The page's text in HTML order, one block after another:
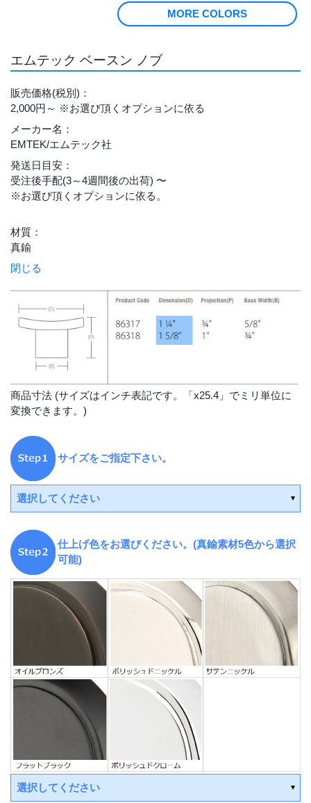
MORE COLORS
エムテック ベースン ノブ
販売価格(税別) ：
2,000円～ ※お選び頂くオプションに依る
メーカー名 ：
EMTEK/エムテック社
発送日目安 ：
受注後手配(3～4週間後の出荷) 〜
※お選び頂くオプションに依る。
材質 ：
真鍮
閉じる
商品寸法 (サイズはインチ表記です。「x25.4」でミリ単位に
変換できます。)
サイズをご指定下さい。
選択してください
仕上げ色をお選びください。(真鍮素材5色から選択
可能)
選択してください